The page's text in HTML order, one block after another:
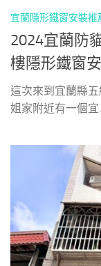
宜蘭隱形鐵窗安裝推
2024宜蘭防
樓隱形鐵窗
這次來到宜蘭縣
姐家附近有一個宜